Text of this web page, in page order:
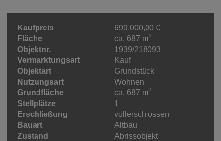
Kaufpreis
699.000,00 €
Fläche
ca. 687 m2
Objektnr.
1939/218093
Vermarktungsart
Kauf
Objektart
Grundstück
Nutzungsart
Wohnen
Grundfläche
ca. 687 m2
Stellplätze
1
Erschließung
vollerschlossen
Bauart
Altbau
Zustand
Abrissobjekt